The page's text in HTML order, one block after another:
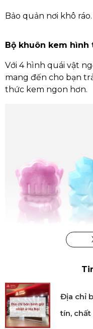
Bảo quản nơi khô ráo.
Bộ khuôn kem
Với 4 hình quái vật
mang đến cho bạn
thức kem ngon hơn.
Địa chỉ
tín,